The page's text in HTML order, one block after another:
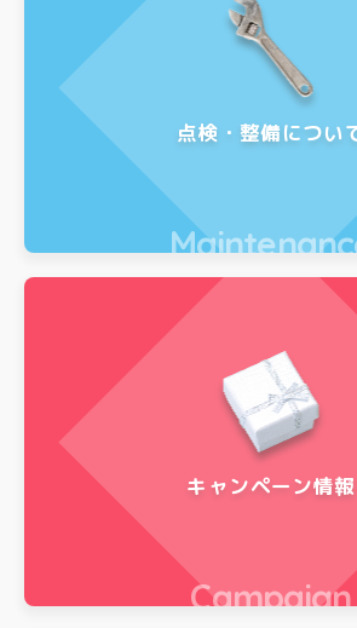
点検・整備につい
キャンペーン情報
Campaign